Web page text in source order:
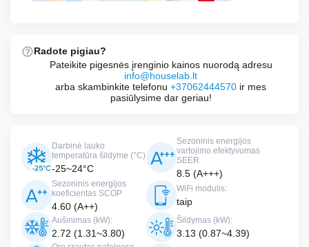
Radote pigiau?
Pateikite pigesnės įrenginio kainos nuorodą adresu
info@houselab.lt
arba skambinkite telefonu +37062444570 ir mes
pasiūlysime dar geriau!
Darbinė lauko
temperatūra šildyme (°C)
-25~24°C
Sezoninis energijos
vartojimo efektyvumas
SEER
8.5 (A+++)
Sezoninis energijos
koeficientas SCOP
4.60 (A++)
WiFi modulis:
taip
Aušinimas (kW):
2.72 (1.31~3.80)
Šildymas (kW):
3.13 (0.87~4.39)